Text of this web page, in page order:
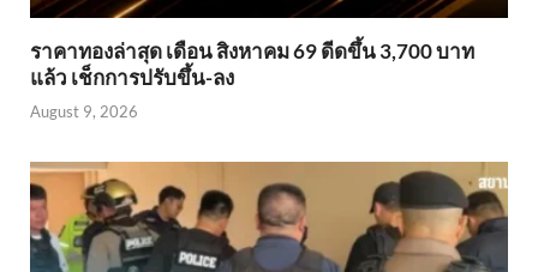
ราคาทองล่าสุด เดือน สิงหาคม 69 ดีดขึ้น 3,700 บาท
แล้ว เช็กการปรับขึ้น-ลง
August 9, 2026